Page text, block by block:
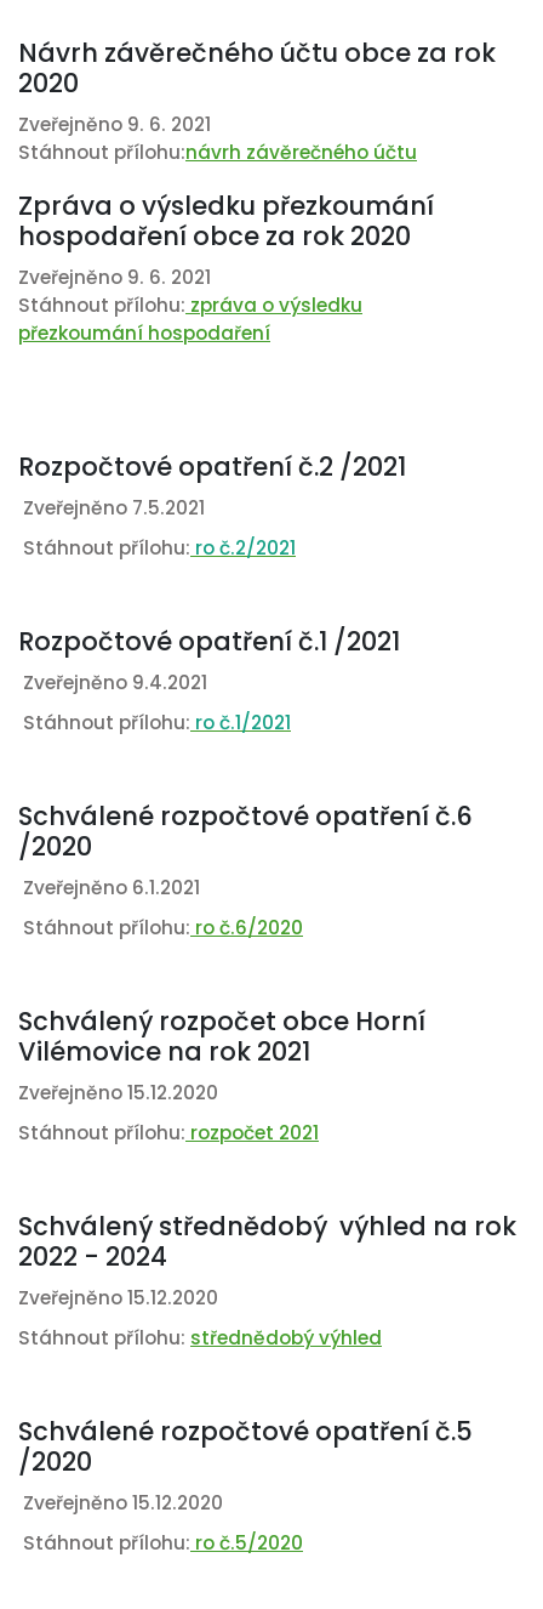
Návrh závěrečného účtu obce za rok
2020
Zveřejněno 9. 6. 2021
Stáhnout přílohu:návrh závěrečného účtu
Zpráva o výsledku přezkoumání
hospodaření obce za rok 2020
Zveřejněno 9. 6. 2021
Stáhnout přílohu: zpráva o výsledku
přezkoumání hospodaření
Rozpočtové opatření č.2 /2021
Zveřejněno 7.5.2021
Stáhnout přílohu: ro č.2/2021
Rozpočtové opatření č.1 /2021
Zveřejněno 9.4.2021
Stáhnout přílohu: ro č.1/2021
Schválené rozpočtové opatření č.6
/2020
Zveřejněno 6.1.2021
Stáhnout přílohu: ro č.6/2020
Schválený rozpočet obce Horní
Vilémovice na rok 2021
Zveřejněno 15.12.2020
Stáhnout přílohu: rozpočet 2021
Schválený střednědobý výhled na rok
2022 - 2024
Zveřejněno 15.12.2020
Stáhnout přílohu: střednědobý výhled
Schválené rozpočtové opatření č.5
/2020
Zveřejněno 15.12.2020
Stáhnout přílohu: ro č.5/2020